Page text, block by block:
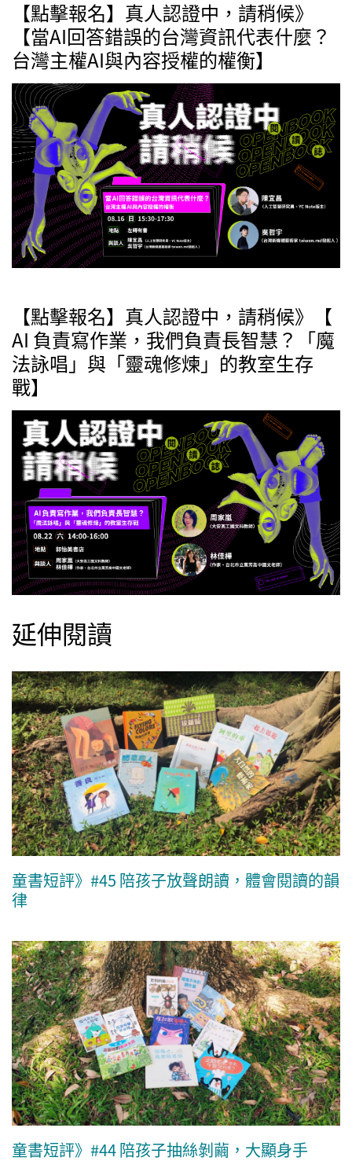
【點擊報名】真人認證中，請稍候》
【當AI回答錯誤的台灣資訊代表什麼？
台灣主權AI與內容授權的權衡】
【點擊報名】真人認證中，請稍候》【
AI 負責寫作業，我們負責長智慧？「魔
法詠唱」與「靈魂修煉」的教室生存
戰】
延伸閱讀
童書短評》#45 陪孩子放聲朗讀，體會閱讀的韻
律
童書短評》#44 陪孩子抽絲剝繭，大顯身手